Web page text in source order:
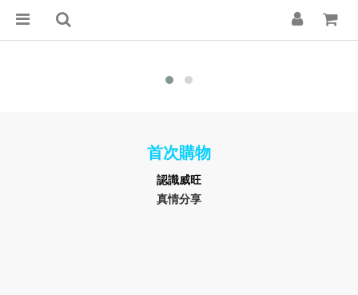
首次購物
認識威旺
真情分享